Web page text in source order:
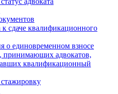
к сдаче квалификационного
о единовременном взносе
адвокатов,
квалификационный